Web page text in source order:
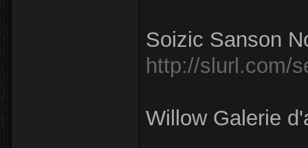
Soizic Sanson
http://slurl.com/
Willow Galerie